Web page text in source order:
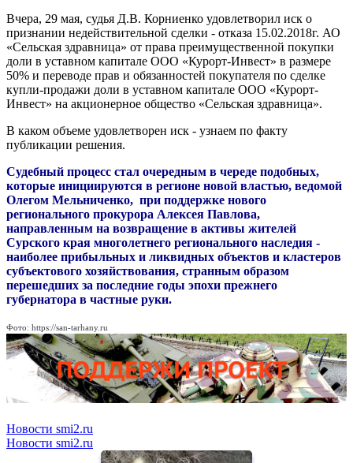
Вчера, 29 мая, судья Д.В. Корниенко удовлетворил иск о
признании недействительной сделки - отказа 15.02.2018г. АО
«Сельская здравница» от права преимущественной покупки
доли в уставном капитале ООО «Курорт-Инвест» в размере
50% и переводе прав и обязанностей покупателя по сделке
купли-продажи доли в уставном капитале ООО «Курорт-
Инвест» на акционерное общество «Сельская здравница».
В каком объеме удовлетворен иск - узнаем по факту
публикации решения.
Судебный процесс стал очередным в череде подобных,
которые инициируются в регионе новой властью, ведомой
Олегом Мельниченко, при поддержке нового
регионального прокурора Алексея Павлова,
направленным на возвращение в активы жителей
Сурского края многолетнего регионального наследия -
наиболее прибыльных и ликвидных объектов и кластеров
субъектового хозяйствования, странным образом
перешедших за последние годы эпохи прежнего
губернатора в частные руки.
Фото: https://san-tarhany.ru
Новости smi2.ru
Новости smi2.ru